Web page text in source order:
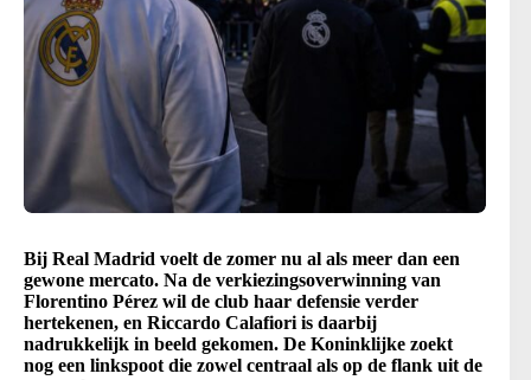
Bij Real Madrid voelt de zomer nu al als meer dan een
gewone mercato. Na de verkiezingsoverwinning van
Florentino Pérez wil de club haar defensie verder
hertekenen, en Riccardo Calafiori is daarbij
nadrukkelijk in beeld gekomen. De Koninklijke zoekt
nog een linkspoot die zowel centraal als op de flank uit de